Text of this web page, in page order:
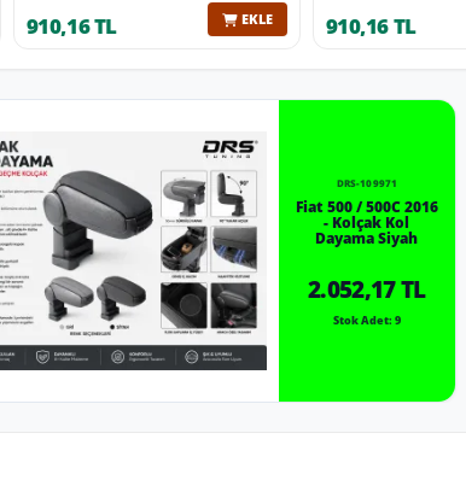
910,16 TL EKLE 910,16 TL
DRS-109971
Fiat 500 / 500C 2016
- Kolçak Kol
Dayama Siyah
2.052,17 TL
Stok Adet: 9